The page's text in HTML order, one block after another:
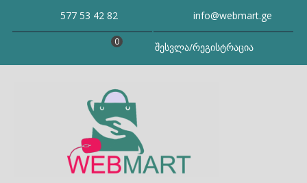
577 53 42 82 info@webmart.ge
შესვლა/რეგისტრაცია
0